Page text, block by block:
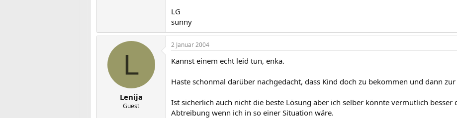
LG
sunny
L
Lenija
Guest
2 Januar 2004
Kannst einem echt leid tun, enka.
Haste schonmal darüber nachgedacht, dass Kind doch zu bekommen und dann
Ist sicherlich auch nicht die beste Lösung aber ich selber könnte vermutlich
Abtreibung wenn ich in so einer Situation wäre.